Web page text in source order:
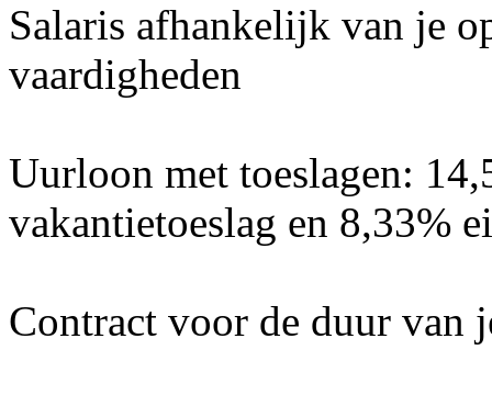
Salaris afhankelijk van je
vaardigheden
Uurloon met toeslagen:
vakantietoeslag en 8,33%
Contract voor de duur van